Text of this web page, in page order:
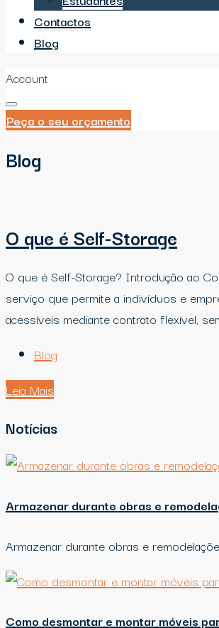
Contactos
Blog
Account
Peça o seu orçamento
Blog
O que é Self-Storage
O que é Self-Storage? Introdução ao
serviço que permite a indivíduos e
acessíveis mediante contrato flexível,
Blog
Leia Mais
Notícias
Armazenar durante obras e
Armazenar durante obras e
Como desmontar e montar móveis